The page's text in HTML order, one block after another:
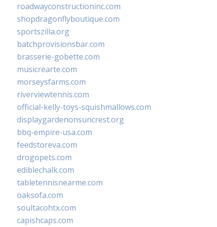
roadwayconstructioninc.com
shopdragonflyboutique.com
sportszilla.org
batchprovisionsbar.com
brasserie-gobette.com
musicrearte.com
morseysfarms.com
riverviewtennis.com
official-kelly-toys-squishmallows.com
displaygardenonsuncrest.org
bbq-empire-usa.com
feedstoreva.com
drogopets.com
ediblechalk.com
tabletennisnearme.com
oaksofa.com
soultacohtx.com
capishcaps.com